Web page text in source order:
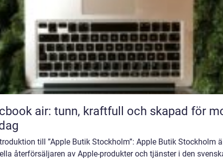
air: tunn, kraftfull och skapad för
till ”Apple Butik Stockholm”: Apple Butik Stockholm
återförsäljaren av Apple-produkter och tjänster i den